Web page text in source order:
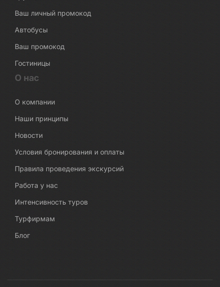
Ваш личный промокод
Автобусы
Ваш промокод
Гостиницы
О нас
О компании
Наши принципы
Новости
Условия бронирования и оплаты
Правила проведения экскурсий
Работа у нас
Интенсивность туров
Турфирмам
Блог